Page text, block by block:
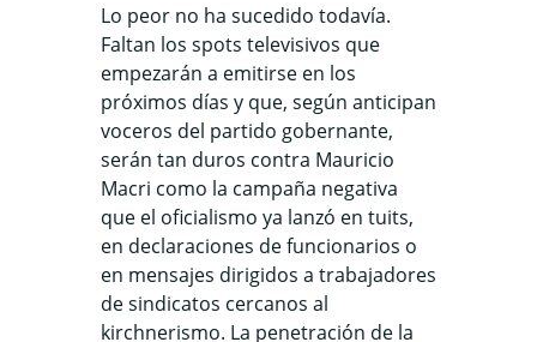
Lo peor no ha sucedido todavía.
Faltan los spots televisivos que
empezarán a emitirse en los
próximos días y que, según anticipan
voceros del partido gobernante,
serán tan duros contra Mauricio
Macri como la campaña negativa
que el oficialismo ya lanzó en tuits,
en declaraciones de funcionarios o
en mensajes dirigidos a trabajadores
de sindicatos cercanos al
kirchnerismo. La penetración de la